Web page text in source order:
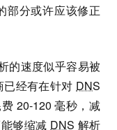
部分或许应该修正
的速度似乎容易被
已经有在针对 DNS
20-120 毫秒，减
够缩减 DNS 解析